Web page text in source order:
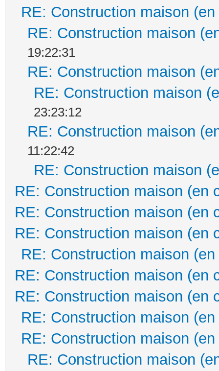
RE: Construction maison
RE: Construction maison
19:22:31
RE: Construction maison
RE: Construction maison
23:23:12
RE: Construction maison
11:22:42
RE: Construction maison
RE: Construction maison (en
RE: Construction maison (en
RE: Construction maison (en
RE: Construction maison
RE: Construction maison (en
RE: Construction maison (en
RE: Construction maison
RE: Construction maison
RE: Construction maison